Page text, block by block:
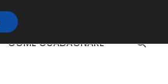
COME GUADAGNARE